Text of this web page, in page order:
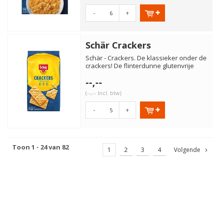
- +
Schär Crackers
Schär - Crackers. De klassieker onder de
crackers! De flinterdunne glutenvrije
--,--
(--,-- Incl. btw)
- +
Toon 1 - 24 van 82 1 2 3 4 Volgende